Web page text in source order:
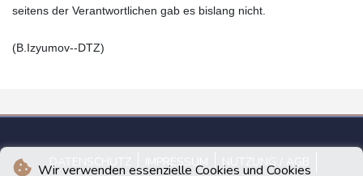
Wir verwenden essenzielle Cookies und Cookies
seitens der Verantwortlichen gab es bislang nicht.
(B.Izyumov--DTZ)
DATENSCHUTZ IMPRESSUM
NUTZUNG / AGB